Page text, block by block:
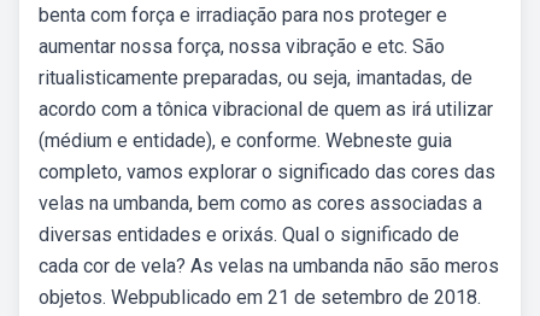
benta com força e irradiação para nos proteger e
aumentar nossa força, nossa vibração e etc. São
ritualisticamente preparadas, ou seja, imantadas, de
acordo com a tônica vibracional de quem as irá utilizar
(médium e entidade), e conforme. Webneste guia
completo, vamos explorar o significado das cores das
velas na umbanda, bem como as cores associadas a
diversas entidades e orixás. Qual o significado de
cada cor de vela? As velas na umbanda não são meros
objetos. Webpublicado em 21 de setembro de 2018.